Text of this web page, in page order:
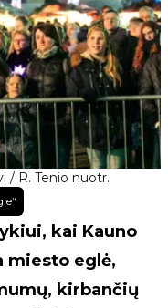
/ R. Tenio nuotr.
kai Kauno
miesto eglė,
kirbančių